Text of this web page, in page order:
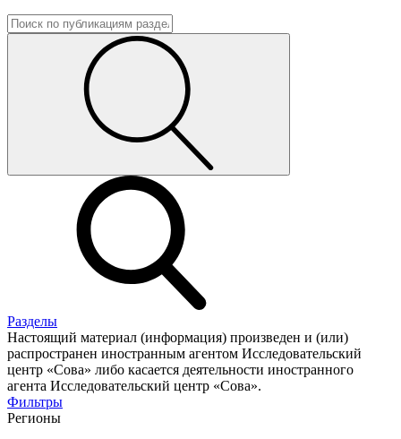
Разделы
Настоящий материал (информация) произведен и (или)
распространен иностранным агентом Исследовательский
центр «Сова» либо касается деятельности иностранного
агента Исследовательский центр «Сова».
Фильтры
Регионы